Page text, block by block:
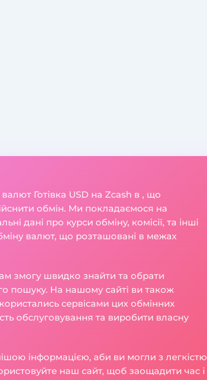
Готівка USD на Zcash в , що
обмін. Ми покладаємося на
дані про курси обміну, комісії, та інші
валют, що розташовані в межах
змогу швидко знайти та обрати
пошуку. На нашому сайті ви також
сервісами цих обмінних
обслуговування та виробити власну
інформацією, аби ви могли з легкістю
наш сайт, щоб заощадити час і